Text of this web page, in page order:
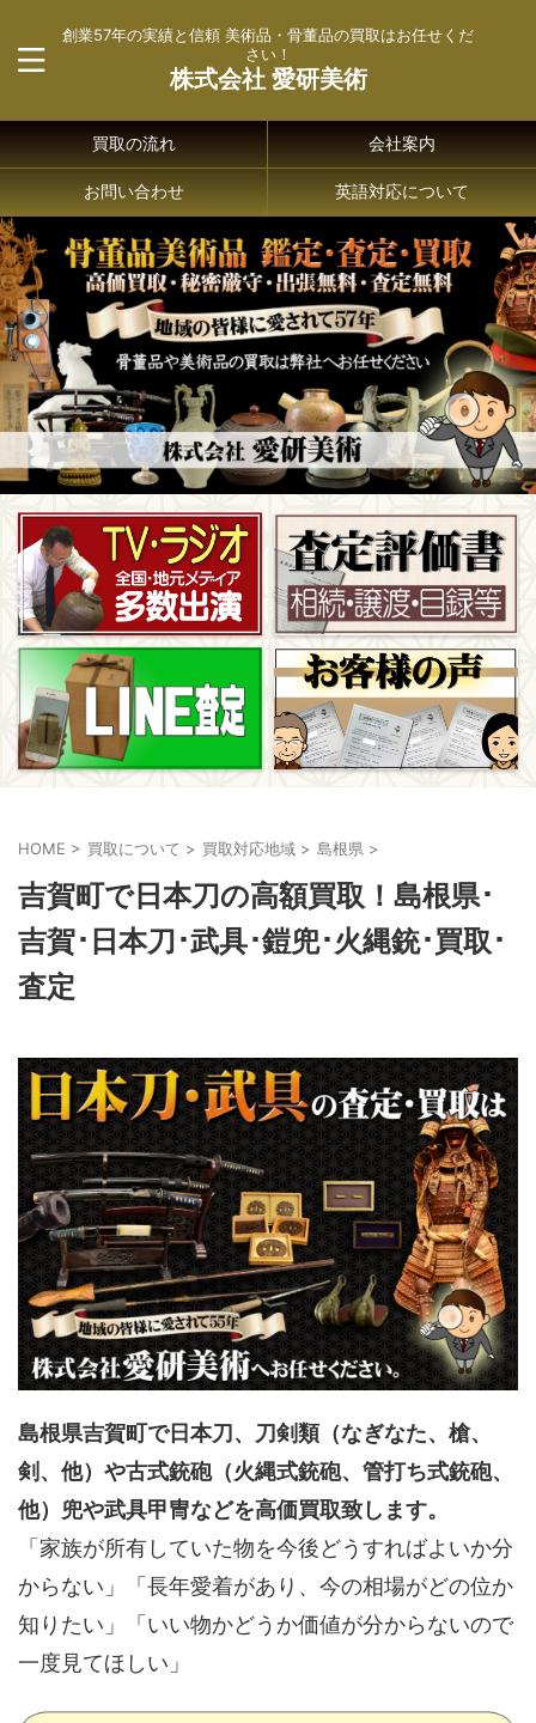
創業57年の実績と信頼 美術品・骨董品の買取はお任せくだ
さい！
株式会社 愛研美術
買取の流れ 会社案内
お問い合わせ 英語対応について
HOME > 買取について > 買取対応地域 > 島根県 >
吉賀町で日本刀の高額買取！島根県･
吉賀･日本刀･武具･鎧兜･火縄銃･買取･
査定
島根県吉賀町で日本刀、刀剣類（なぎなた、槍、
剣、他）や古式銃砲（火縄式銃砲、管打ち式銃砲、
他）兜や武具甲冑などを高価買取致します。
「家族が所有していた物を今後どうすればよいか分
からない」「長年愛着があり、今の相場がどの位か
知りたい」「いい物かどうか価値が分からないので
一度見てほしい」